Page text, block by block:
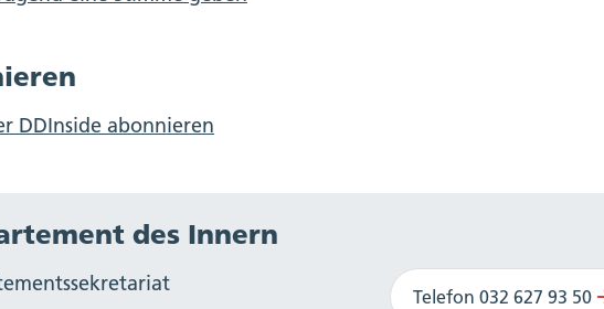
DDInside abonnieren
des Innern
Telefon 032 627 93 50